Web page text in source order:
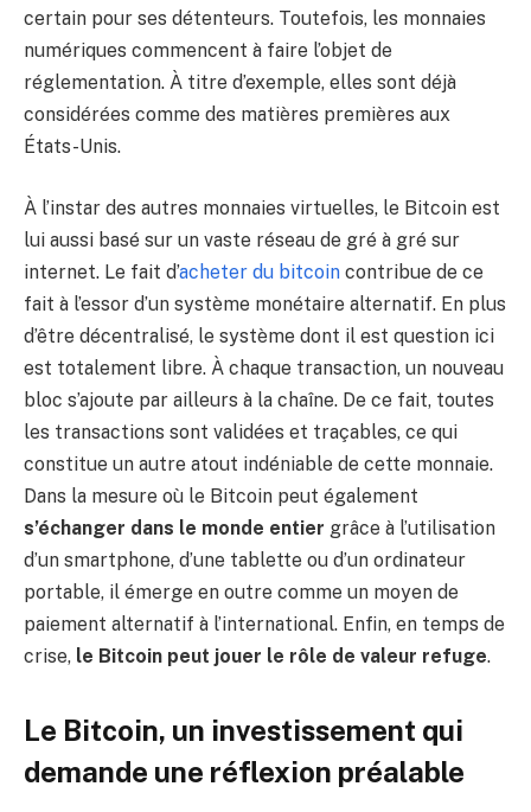
certain pour ses détenteurs. Toutefois, les monnaies
numériques commencent à faire l’objet de
réglementation. À titre d’exemple, elles sont déjà
considérées comme des matières premières aux
États-Unis.
À l’instar des autres monnaies virtuelles, le Bitcoin est
lui aussi basé sur un vaste réseau de gré à gré sur
internet. Le fait d’acheter du bitcoin contribue de ce
fait à l’essor d’un système monétaire alternatif. En plus
d’être décentralisé, le système dont il est question ici
est totalement libre. À chaque transaction, un nouveau
bloc s’ajoute par ailleurs à la chaîne. De ce fait, toutes
les transactions sont validées et traçables, ce qui
constitue un autre atout indéniable de cette monnaie.
Dans la mesure où le Bitcoin peut également
s’échanger dans le monde entier grâce à l’utilisation
d’un smartphone, d’une tablette ou d’un ordinateur
portable, il émerge en outre comme un moyen de
paiement alternatif à l’international. Enfin, en temps de
crise, le Bitcoin peut jouer le rôle de valeur refuge.
Le Bitcoin, un investissement qui
demande une réflexion préalable